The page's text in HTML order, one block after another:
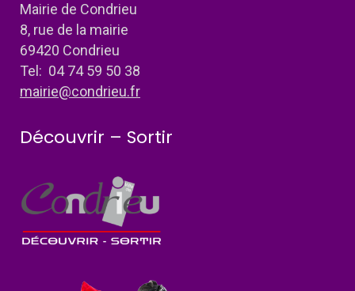
Mairie de Condrieu
8, rue de la mairie
69420 Condrieu
Tel: 04 74 59 50 38
mairie@condrieu.fr
Découvrir – Sortir